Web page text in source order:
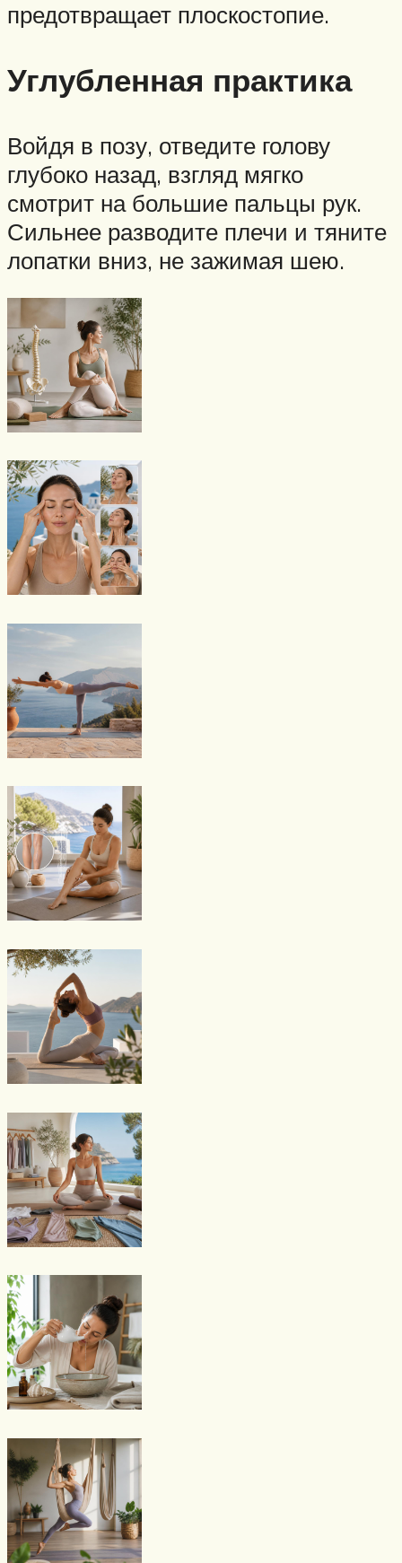
предотвращает плоскостопие.
Углубленная практика
Войдя в позу, отведите голову
глубоко назад, взгляд мягко
смотрит на большие пальцы рук.
Сильнее разводите плечи и тяните
лопатки вниз, не зажимая шею.